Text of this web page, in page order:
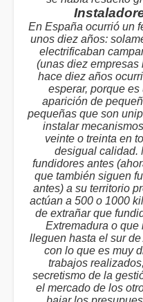
En España ocurrió un
unos diez años:
electrificaban
(unas diez empresas
hace diez años
esperar, porque
aparición de
pequeñas que son
instalar
veinte o treinta en
desigual calidad.
fundidores antes
que también siguen
antes) a su territorio
actúan a 500 o 1000
de extrañar que
Extremadura o
lleguen hasta el sur
con lo que es muy
trabajos
secretismo de la
el mercado de los